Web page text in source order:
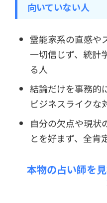
向いていない人
霊能家系の直感や
一切信じず、統計
る人
結論だけを事務的
ビジネスライクな
自分の欠点や現状
とを好まず、全肯
本物の占い師を